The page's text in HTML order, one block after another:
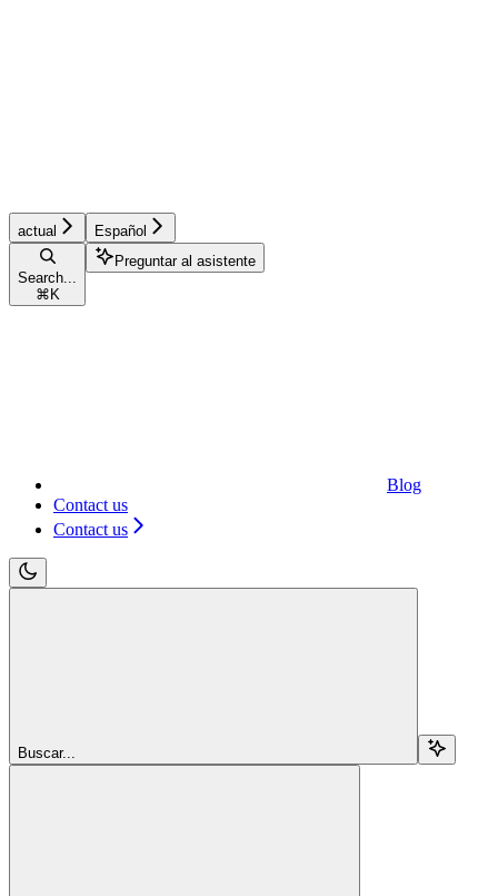
actual Español
Search...
⌘ K
Preguntar al asistente
Blog
Contact us
Contact us
Buscar...